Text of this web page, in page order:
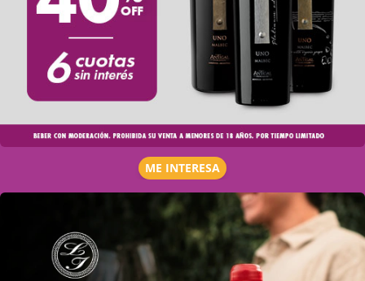
ME INTERESA